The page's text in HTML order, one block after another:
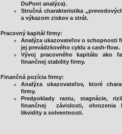
DuPont analýza).
Stručná charakteristika
a výkazom ziskov a strát.
Pracovný kapitál firmy:
Analýza ukazovateľov o schopnosti
jej prevádzkového cyklu a cash-flow.
Vývoj pracovného kapitálu ako
finančnej stability firmy.
Finančná pozícia firmy:
Analýza ukazovateľov, ktoré
firmy.
Predpoklady rastu, stagnácie,
finančnej závislosti, ohrozenia
likvidity a solventnosti.